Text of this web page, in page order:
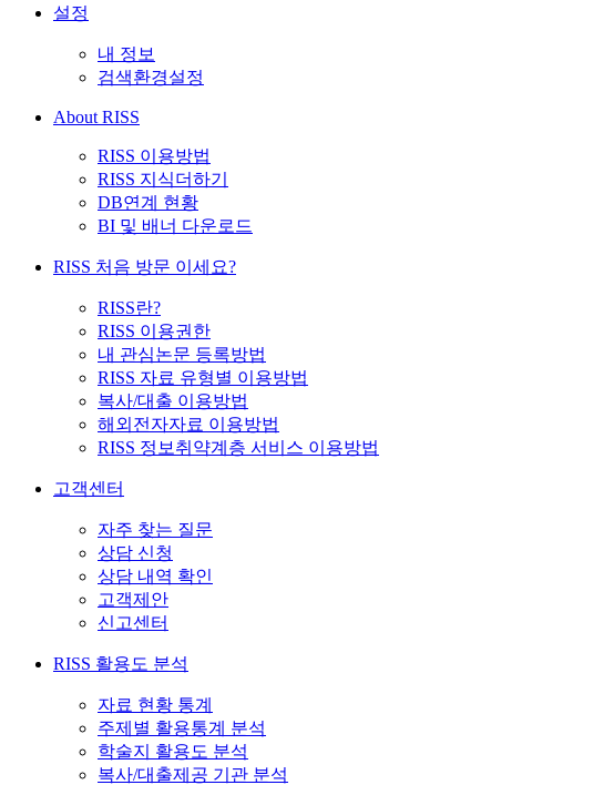
설정
내 정보
검색환경설정
About RISS
RISS 이용방법
RISS 지식더하기
DB연계 현황
BI 및 배너 다운로드
RISS 처음 방문 이세요?
RISS란?
RISS 이용권한
내 관심논문 등록방법
RISS 자료 유형별 이용방법
복사/대출 이용방법
해외전자자료 이용방법
RISS 정보취약계층 서비스 이용방법
고객센터
자주 찾는 질문
상담 신청
상담 내역 확인
고객제안
신고센터
RISS 활용도 분석
자료 현황 통계
주제별 활용통계 분석
학술지 활용도 분석
복사/대출제공 기관 분석